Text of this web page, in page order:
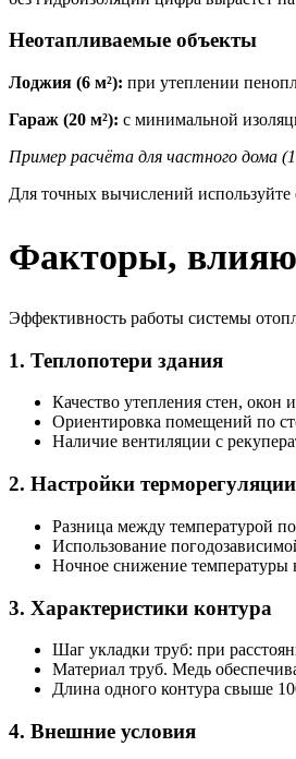
Неотапливаемые объекты
Лоджия (6 м²): при утеплении
Гараж (20 м²): с минимальной
Пример расчёта для частного дома
Для точных вычислений используйте
Факторы,
Эффективность работы системы
1. Теплопотери здания
Качество утепления стен,
Ориентировка помещений по
Наличие вентиляции с
2. Настройки терморегуляции
Разница между температурой
Использование
Ночное снижение температуры
3. Характеристики контура
Шаг укладки труб: при
Материал труб. Медь
Длина одного контура свыше
4. Внешние условия